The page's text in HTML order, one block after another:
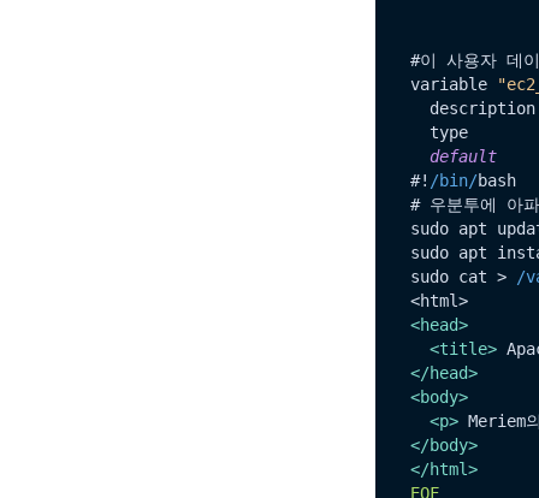
#이 사용자 데
variable
type
default
#! /bin/bash
# 우분투에 아
sudo apt
sudo apt
sudo cat >
/
<html>
<head>
<title>
</head>
<body>
<p>
</body>
</html>
EOF